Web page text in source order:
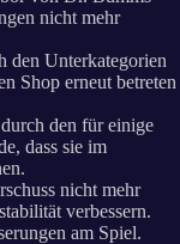
nicht mehr
den Unterkategorien
Shop erneut betreten
den für einige
dass sie im
nicht mehr
verbessern.
am Spiel.